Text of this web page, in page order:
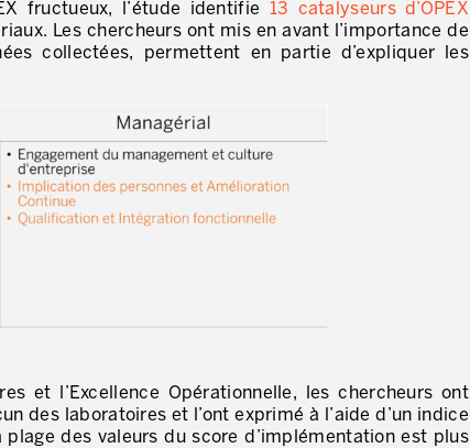
fructueux, l’étude identifie 13 catalyseurs d’OPEX
Les chercheurs ont mis en avant l’importance de
collectées, permettent en partie d’expliquer les
et l’Excellence Opérationnelle, les chercheurs ont
des laboratoires et l’ont exprimé à l’aide d’un indice
plage des valeurs du score d’implémentation est plus